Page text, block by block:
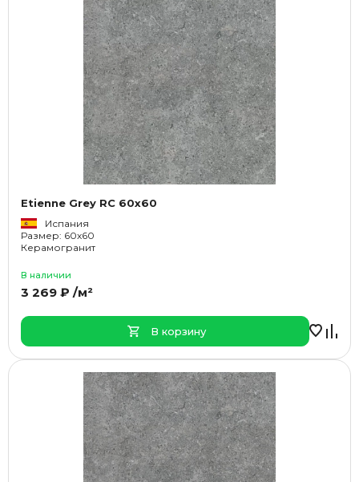
Etienne Grey RC 60x60
Испания
Размер: 60x60
Керамогранит
В наличии
3 269 ₽ /м²
В корзину